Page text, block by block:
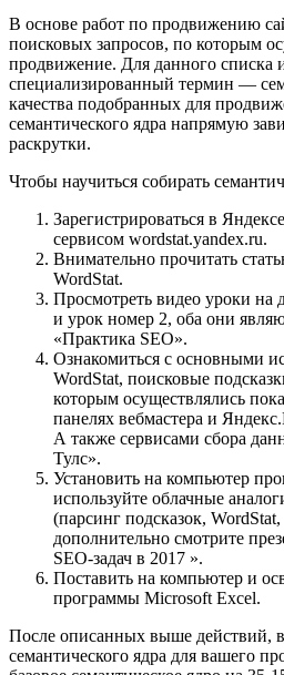
В основе работ по продвижению
поисковых запросов, по которым
продвижение. Для данного списка
специализированный термин —
качества подобранных для
семантического ядра напрямую
раскрутки.
Чтобы научиться собирать
Зарегистрироваться в
сервисом wordstat.yandex.ru.
Внимательно прочитать
WordStat.
Просмотреть видео уроки на
и урок номер 2, оба они
«Практика SEO».
Ознакомиться с основными
WordStat, поисковые
которым осуществлялись
панелях вебмастера и
А также сервисами сбора
Тулс».
Установить на компьютер
используйте облачные
(парсинг подсказок,
дополнительно смотрите
SEO-задач в 2017 ».
Поставить на компьютер и
программы Microsoft Excel.
После описанных выше действий,
семантического ядра для вашего